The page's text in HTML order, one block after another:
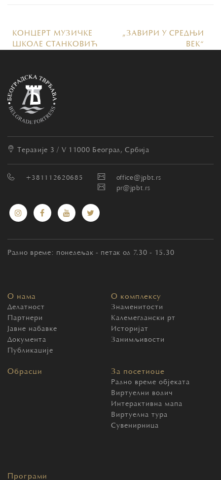
КОНЦЕРТ МУЗИЧКЕ
ШКОЛЕ СТАНКОВИЋ
„ЗАВИРИ У СРЕДЊИ
ВЕК“
Теразије 3 / V 11000 Београд, Србија
+381112620685
office@jpbt.rs
pr@jpbt.rs
Радно време: понедељак - петак од 7.30 - 15.30
О нама
Делатност
Партнери
Јавне набавке
Документа
Публикације
О комплексу
Знаменитости
Калемегдански рт
Историјат
Занимљивости
Обрасци За посетиоце
Радно време објеката
Виртуелни водич
Интерактивна мапа
Виртуелна тура
Сувенирница
Програми